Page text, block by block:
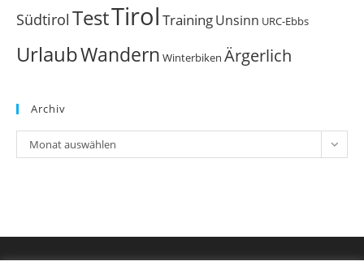
Südtirol TestTirol TrainingUnsinn URC-Ebbs
UrlaubWandern Winterbiken Ärgerlich
Archiv
Archiv
Monat auswählen